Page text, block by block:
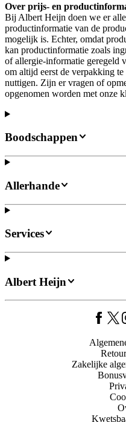
Over prijs- en
Bij Albert Heijn doen we er
productinformatie van de
mogelijk is. Echter, omdat
kan productinformatie zoals
of allergie-informatie geregeld
om altijd eerst de verpakking
nuttigen. Zijn er vragen of
opgenomen worden met onze
Boodschappen
Allerhande
Services
Albert Heijn
Zakelijke